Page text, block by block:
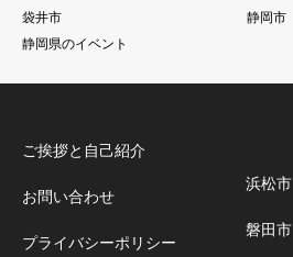
袋井市
静岡市
静岡県のイベント
ご挨拶と自己紹介
お問い合わせ
プライバシーポリシー
浜松市
磐田市